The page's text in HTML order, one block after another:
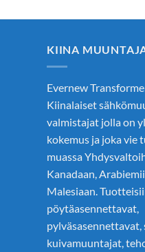
KIINA
Evernew
Kiinalaiset
valmistajat jolla on
kokemus ja joka vie
muassa
Kanadaan,
Malesiaan.
pöytäasennettavat,
pylväsasennettavat,
kuivamuuntajat,